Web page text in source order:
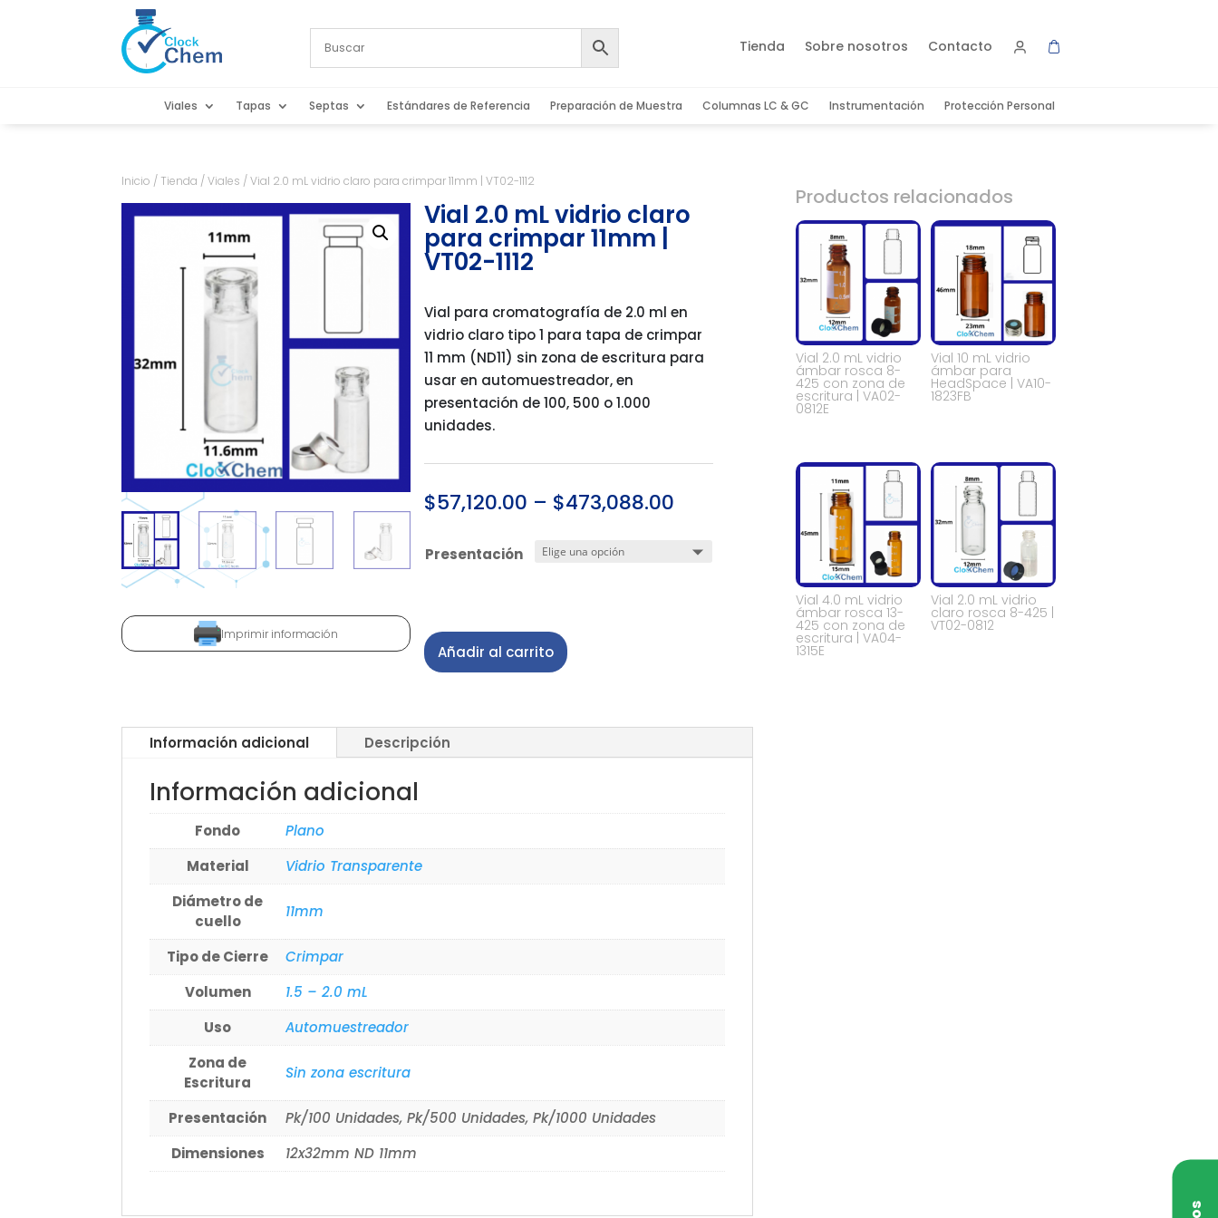
Tienda Sobre nosotros Contacto
Viales Tapas Septas Estándares de Referencia Preparación de Muestra Columnas LC & GC Instrumentación Protección Personal
Inicio / Tienda /Viales / Vial 2.0 mL vidrio claro para crimpar 11mm | VT02-1112
Imprimir información
Vial 2.0 mL vidrio claro
para crimpar 11mm |
VT02-1112
Vial para cromatografía de 2.0 ml en
vidrio claro tipo 1 para tapa de crimpar
11 mm (ND11) sin zona de escritura para
usar en automuestreador, en
presentación de 100, 500 o 1.000
unidades.
$57,120.00 – $473,088.00
Presentación
Añadir al carrito
Información adicional Descripción
Información adicional
Fondo
Plano
Material
Vidrio Transparente
Diámetro de
cuello
11mm
Tipo de Cierre
Crimpar
Volumen
1.5 – 2.0 mL
Uso
Automuestreador
Zona de
Escritura
Sin zona escritura
Presentación
Pk/100 Unidades, Pk/500 Unidades, Pk/1000 Unidades
Dimensiones
12x32mm ND 11mm
Productos relacionados
Vial 2.0 mL vidrio
ámbar rosca 8-
425 con zona de
escritura | VA02-
0812E
Vial 10 mL vidrio
ámbar para
HeadSpace | VA10-
1823FB
Vial 4.0 mL vidrio
ámbar rosca 13-
425 con zona de
escritura | VA04-
1315E
Vial 2.0 mL vidrio
claro rosca 8-425 |
VT02-0812